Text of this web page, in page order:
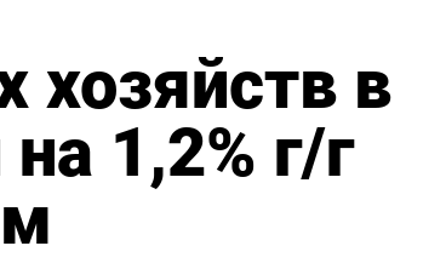
в
1,2% г/г